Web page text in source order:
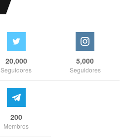
20,000
Seguidores
5,000
Seguidores
200
Membros